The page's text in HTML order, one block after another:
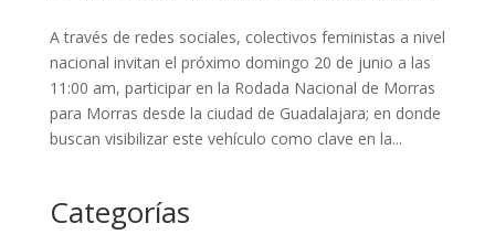
A través de redes sociales, colectivos feministas a nivel
nacional invitan el próximo domingo 20 de junio a las
11:00 am, participar en la Rodada Nacional de Morras
para Morras desde la ciudad de Guadalajara; en donde
buscan visibilizar este vehículo como clave en la...
Categorías